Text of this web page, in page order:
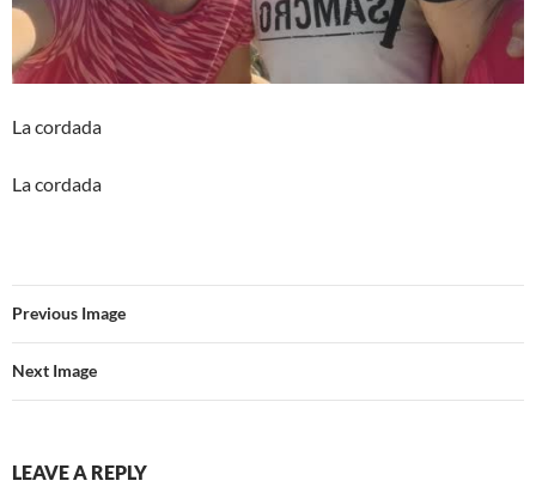
La cordada
La cordada
Previous Image
Next Image
LEAVE A REPLY